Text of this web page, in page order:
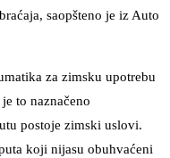
saopšteno je iz Auto
za zimsku upotrebu
to naznačeno
postoje zimski uslovi.
koji nijasu obuhvaćeni